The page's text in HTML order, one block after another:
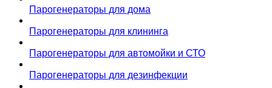
Парогенераторы для дома
Парогенераторы для клининга
Парогенераторы для автомойки и СТО
Парогенераторы для дезинфекции